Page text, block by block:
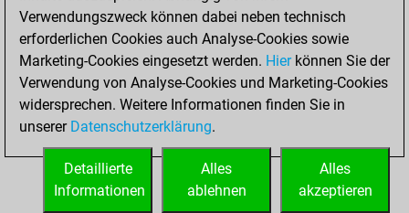
August 12, 2021
You created
your Fritz account
Fritz
You
account
Studies
Verwendungszweck können dabei neben technisch
erforderlichen Cookies auch Analyse-Cookies sowie
Marketing-Cookies eingesetzt werden. Hierkönnen Sie der
Verwendung von Analyse-Cookies und Marketing-Cookies
widersprechen. Weitere Informationen finden Sie in
unserer Datenschutzerklärung.
Alles
akzeptieren
Alles
ablehnen
Detaillierte
Informationen